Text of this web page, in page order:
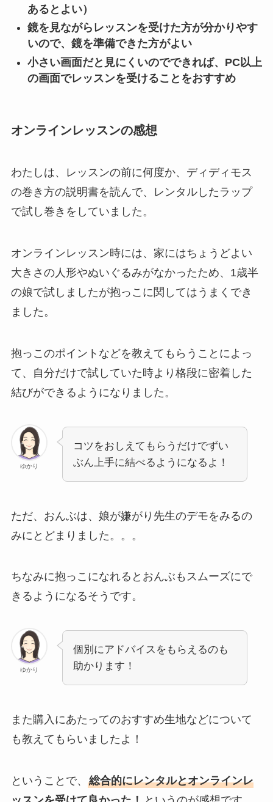
あるとよい）
鏡を見ながらレッスンを受けた方が分かりやす
いので、鏡を準備できた方がよい
小さい画面だと見にくいのでできれば、PC以上
の画面でレッスンを受けることをおすすめ
オンラインレッスンの感想
わたしは、レッスンの前に何度か、ディディモス
の巻き方の説明書を読んで、レンタルしたラップ
で試し巻きをしていました。
オンラインレッスン時には、家にはちょうどよい
大きさの人形やぬいぐるみがなかったため、1歳半
の娘で試しましたが抱っこに関してはうまくでき
ました。
抱っこのポイントなどを教えてもらうことによっ
て、自分だけで試していた時より格段に密着した
結びができるようになりました。
ゆかり
コツをおしえてもらうだけでずい
ぶん上手に結べるようになるよ！
ただ、おんぶは、娘が嫌がり先生のデモをみるの
みにとどまりました。。。
ちなみに抱っこになれるとおんぶもスムーズにで
きるようになるそうです。
ゆかり
個別にアドバイスをもらえるのも
助かります！
また購入にあたってのおすすめ生地などについて
も教えてもらいましたよ！
ということで、 総合的にレンタルとオンラインレ